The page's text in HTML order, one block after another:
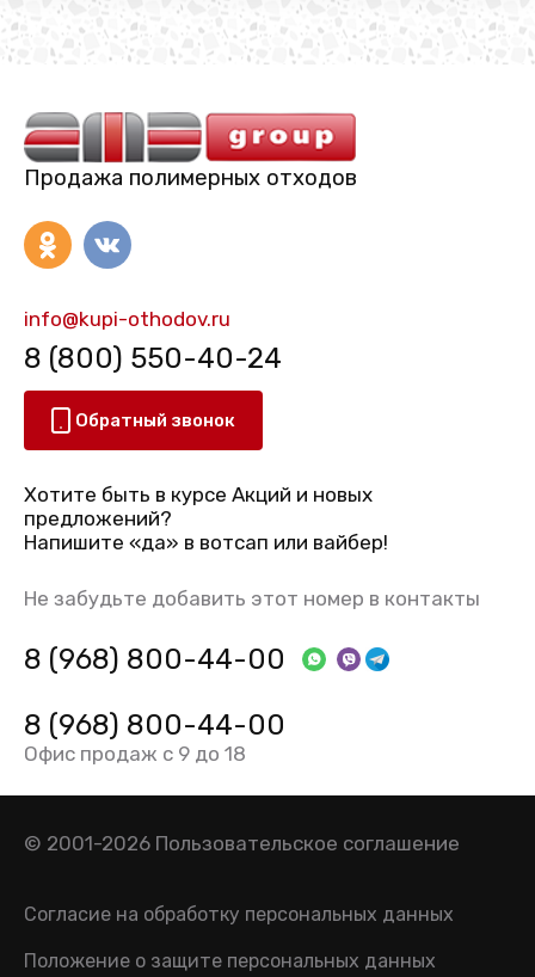
Продажа полимерных отходов
info@kupi-othodov.ru
8 (800) 550-40-24
Обратный звонок
Хотите быть в курсе Акций и новых
предложений?
Напишите «да» в вотсап или вайбер!
Не забудьте добавить этот номер в контакты
8 (968) 800-44-00
8 (968) 800-44-00
Офис продаж с 9 до 18
© 2001-2026 Пользовательское соглашение
Согласие на обработку персональных данных
Положение о защите персональных данных